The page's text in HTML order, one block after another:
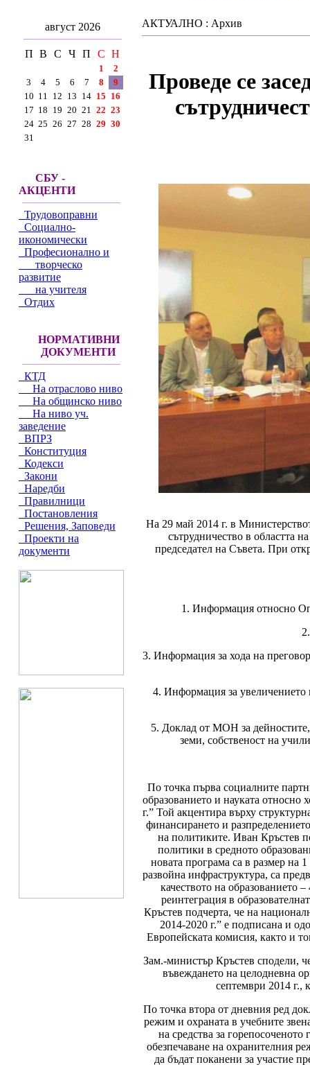
август 2026
П В С Ч П С Н
1
2
3
4 5 6 7 8
9
10 11 12 13 14 15 16
17 18 19 20 21 22 23
24 25 26 27 28 29 30
31
СБУ -
АКЦЕНТИ
Трудовоправни
Социално-
икономически
Професионално и
творческо
развитие
на учителя
Отдих
НОРМАТИВНИ
ДОКУМЕНТИ
КТД
На отраслово ниво
На общинско ниво
На ниво уч.
заведение
ВПРЗ
Конституция
Кодекси
Закони
Наредби
Правилници
Постановления
Решения, Заповеди
Проекти на
документи
АКТУАЛНО : Архив
Проведе се
На 29 май 2014 г. в
сътрудничество в областта
председател на Съвета. При
1. Информация относно
3. Информация за хода на
4. Информация за увеличението
5. Доклад от МОН за дейностите,
земи, собственост на
По точка първа социалните
образованието и науката относно
г.” Той акцентира върху
финансирането и
на политиките. Иван Кръстев
политики в средното
новата програма са в размер на
развойна инфраструктура, са
качеството на образованието
реинтеграция в
Кръстев подчерта, че на
2014-2020 г.” е подписана и
Европейската комисия, както и
Зам.-министър Кръстев сподели,
въвеждането на целодневна
септември 2014 г.,
По точка втора от дневния ред
режим и охраната в учебните
на средства за
обезпечаване на охранителния
да бъдат поканени за участие